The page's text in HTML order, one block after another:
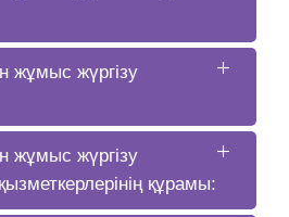
жұмыс жүргізу
жұмыс жүргізу
құрамы: